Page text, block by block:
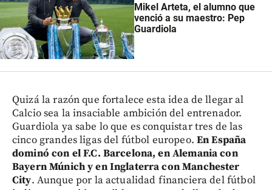
Mikel Arteta, el alumno que
venció a su maestro: Pep
Guardiola
Quizá la razón que fortalece esta idea de llegar al
Calcio sea la insaciable ambición del entrenador.
Guardiola ya sabe lo que es conquistar tres de las
cinco grandes ligas del fútbol europeo. En España
dominó con el F.C. Barcelona, en Alemania con
Bayern Múnich y en Inglaterra con Manchester
City. Aunque por la actualidad financiera del fútbol